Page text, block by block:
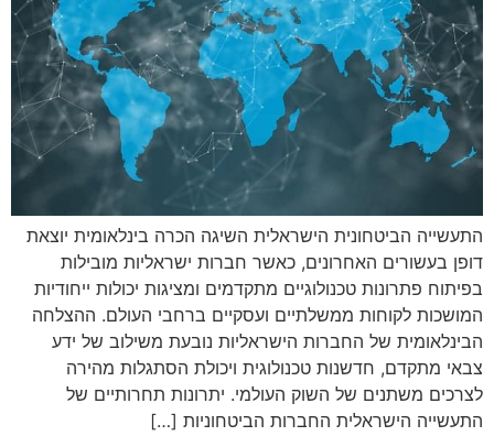
התעשייה הביטחונית הישראלית השיגה הכרה בינלאומית יוצאת
דופן בעשורים האחרונים, כאשר חברות ישראליות מובילות
בפיתוח פתרונות טכנולוגיים מתקדמים ומציגות יכולות ייחודיות
המושכות לקוחות ממשלתיים ועסקיים ברחבי העולם. ההצלחה
הבינלאומית של החברות הישראליות נובעת משילוב של ידע
צבאי מתקדם, חדשנות טכנולוגית ויכולת הסתגלות מהירה
לצרכים משתנים של השוק העולמי. יתרונות תחרותיים של
התעשייה הישראלית החברות הביטחוניות […]